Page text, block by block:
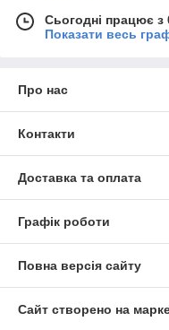
Сьогодні працює з
Показати весь
Про нас
Контакти
Доставка та оплата
Графік роботи
Повна версія сайту
Сайт створено на